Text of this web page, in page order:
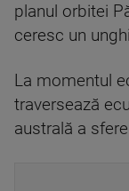
planul orbitei
ceresc un
La momentul
traversează
australă a